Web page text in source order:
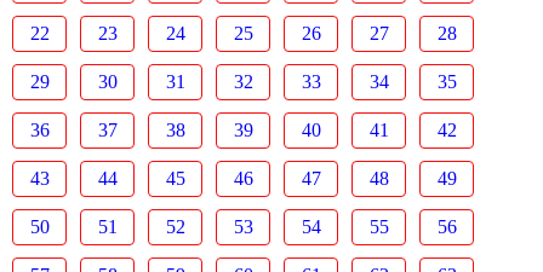
22 23 24 25 26 27 28
29 30 31 32 33 34 35
36 37 38 39 40 41 42
43 44 45 46 47 48 49
50 51 52 53 54 55 56